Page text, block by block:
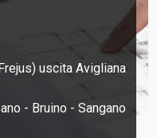
uscita Avigliana
- Bruino - Sangano